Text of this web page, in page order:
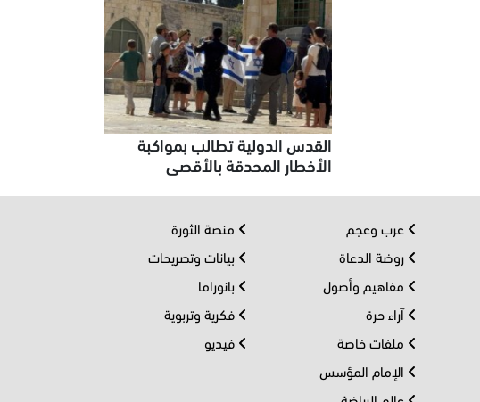
القدس الدولية تطالب بمواكبة
الأخطار المحدقة بالأقصى
عرب وعجم
روضة الدعاة
مفاهيم وأصول
آراء حرة
ملفات خاصة
الإمام المؤسس
منصة الثورة
بيانات وتصريحات
بانوراما
فكرية وتربوية
فيديو